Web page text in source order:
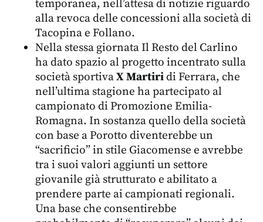
temporanea, nell’attesa di notizie riguardo
alla revoca delle concessioni alla società di
Tacopina e Follano.
Nella stessa giornata Il Resto del Carlino
ha dato spazio al progetto incentrato sulla
società sportivaX Martiridi Ferrara, che
nell’ultima stagione ha partecipato al
campionato di Promozione Emilia-
Romagna. In sostanza quello della società
con base a Porotto diventerebbe un
“sacrificio” in stile Giacomense e avrebbe
tra i suoi valori aggiunti un settore
giovanile già strutturato e abilitato a
prendere parte ai campionati regionali.
Una base che consentirebbe